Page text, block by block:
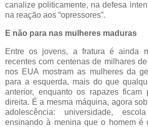
canalize politicamente, na defesa
na reação aos “opressores”.
E não para nas mulheres maduras
Entre os jovens, a fratura é ainda
recentes com centenas de milhares
nos EUA mostram as mulheres da
para a esquerda, mais do que
anterior, enquanto os rapazes ficam
direita. É a mesma máquina, agora
adolescência: universidade,
ensinando à menina que o homem é